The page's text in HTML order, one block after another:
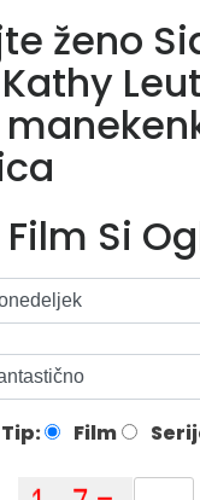
ženo
Si
Tip: Film